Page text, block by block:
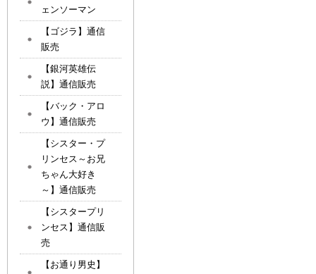
ェンソーマン
【ゴジラ】通信
販売
【銀河英雄伝
説】通信販売
【バック・アロ
ウ】通信販売
【シスター・プ
リンセス～お兄
ちゃん大好き
～】通信販売
【シスタープリ
ンセス】通信販
売
【お通り男史】